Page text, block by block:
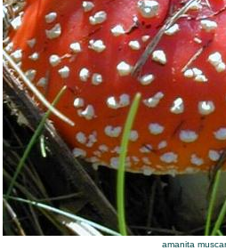
amanita